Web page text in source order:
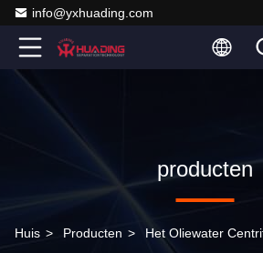
info@yxhuading.com
producten
Huis > Producten > Het Oliewater